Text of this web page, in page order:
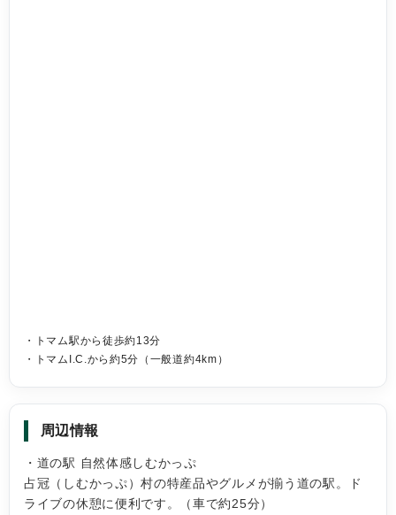
・トマム駅から徒歩約13分
・トマムI.C.から約5分（一般道約4km）
周辺情報
・道の駅 自然体感しむかっぷ
占冠（しむかっぷ）村の特産品やグルメが揃う道の駅。ド
ライブの休憩に便利です。（車で約25分）